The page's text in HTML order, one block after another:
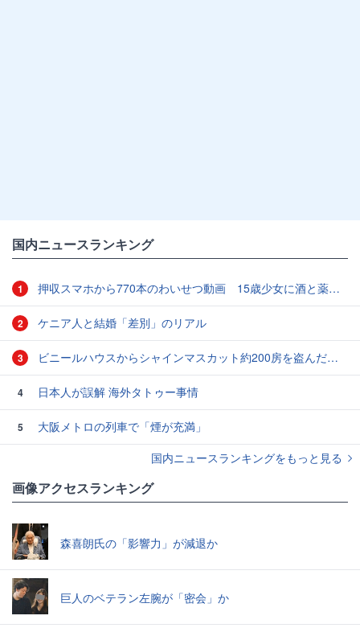
国内ニュースランキング
1 押収スマホから770本のわいせつ動画 15歳少女に酒と薬飲ませ性的暴行か 54歳男を再逮捕 「薬もありますよ」とSNSで誘い出し
2 ケニア人と結婚「差別」のリアル
3 ビニールハウスからシャインマスカット約200房を盗んだ疑い ネットで販売か 無職の男（42）逮捕 岡山県警
4 日本人が誤解 海外タトゥー事情
5
大阪メトロの列車で「煙が充満」
国内ニュースランキングをもっと見る
画像アクセスランキング
森喜朗氏の「影響力」が減退か
巨人のベテラン左腕が「密会」か